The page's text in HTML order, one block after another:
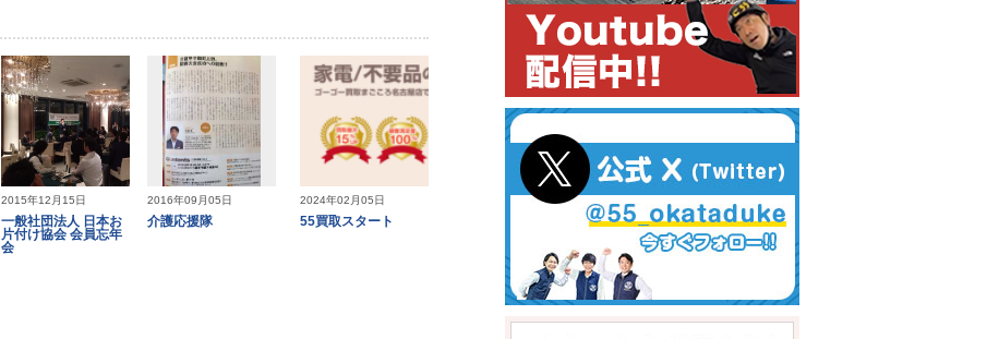
2015年12月15日
一般社団法人 日本お
片付け協会 会員忘年
会
2016年09月05日
介護応援隊
2024年02月05日
55買取スタート